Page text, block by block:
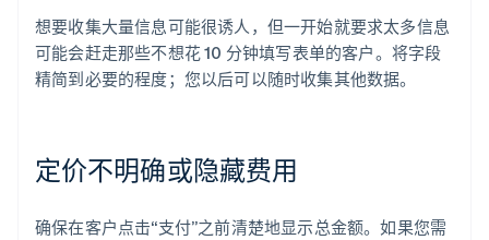
想要收集大量信息可能很诱人，但一开始就要求太多信息
可能会赶走那些不想花 10 分钟填写表单的客户。将字段
精简到必要的程度；您以后可以随时收集其他数据。
定价不明确或隐藏费用
确保在客户点击“支付”之前清楚地显示总金额。如果您需